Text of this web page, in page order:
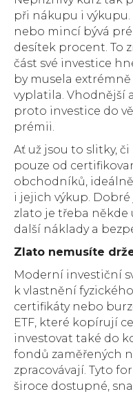
při nákupu i
nebo mincí bývá
desítek procent. To
část své investice
by musela
vyplatila. Vhodnější
proto investice do
prémii.
Ať už jsou to slitky,
pouze od
obchodníků,
i jejich výkup. Dobré
zlato je třeba někde
další náklady a
Zlato nemusíte
Moderní investiční
k vlastnění
certifikáty nebo
ETF, které kopírují
investovat také do
fondů zaměřených
zpracovávají. Tyto
široce dostupné,